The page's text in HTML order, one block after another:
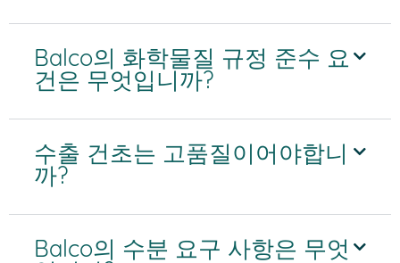
Balco의 화학물질 규정 준수 요
건은 무엇입니까?
수출 건초는 고품질이어야합니
까?
Balco의 수분 요구 사항은 무엇